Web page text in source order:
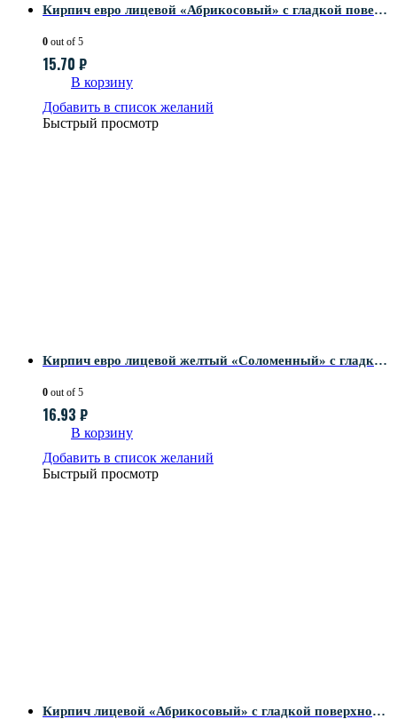
Кирпич евро лицевой «Абрикосовый» с гладкой поверхностью
0 out of 5
15.70 ₽
В корзину
Добавить в список желаний
Быстрый просмотр
Кирпич евро лицевой желтый «Соломенный» с гладкой поверхностью
0 out of 5
16.93 ₽
В корзину
Добавить в список желаний
Быстрый просмотр
Кирпич лицевой «Абрикосовый» с гладкой поверхностью